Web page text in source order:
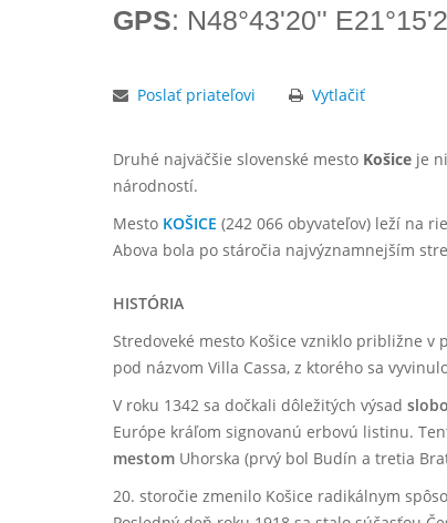
GPS: N48°43'20''
Poslať priateľovi Vytlačiť
Druhé najväčšie slovenské mesto Košice je
národností.
Mesto KOŠICE (242 066 obyvateľov) leží na
Abova bola po stáročia najvýznamnejším
HISTÓRIA
Stredoveké mesto Košice vzniklo približne
pod názvom Villa Cassa, z ktorého sa
V roku 1342 sa dočkali dôležitých výsad
Európe kráľom signovanú erbovú listinu.
mestom Uhorska (prvý bol Budín a tretia
20. storočie zmenilo Košice radikálnym